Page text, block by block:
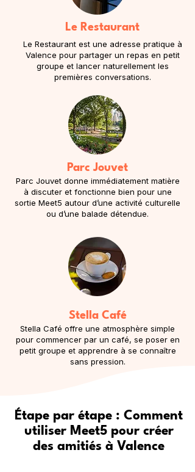
Le Restaurant
Le Restaurant est une adresse pratique à
Valence pour partager un repas en petit
groupe et lancer naturellement les
premières conversations.
Parc Jouvet
Parc Jouvet donne immédiatement matière
à discuter et fonctionne bien pour une
sortie Meet5 autour d’une activité culturelle
ou d’une balade détendue.
Stella Café
Stella Café offre une atmosphère simple
pour commencer par un café, se poser en
petit groupe et apprendre à se connaître
sans pression.
Étape par étape : Comment
utiliser Meet5 pour créer
des amitiés à Valence